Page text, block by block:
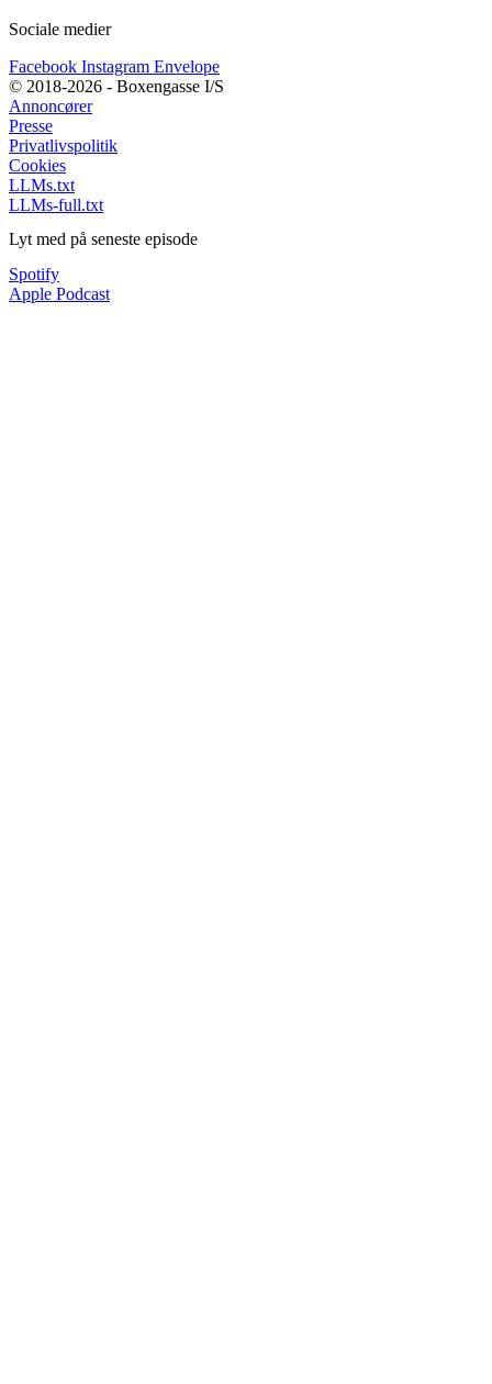
Sociale medier
Facebook Instagram Envelope
© 2018-2026 - Boxengasse I/S
Annoncører
Presse
Privatlivspolitik
Cookies
LLMs.txt
LLMs-full.txt
Lyt med på seneste episode
Spotify
Apple Podcast